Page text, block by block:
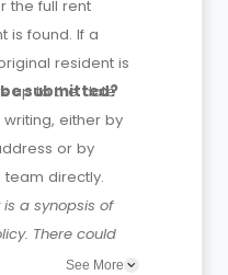
the full rent
is found. If a
resident is
up to the date
submitted?
either by
or by
directly.
a synopsis of
There could
from time to
See More